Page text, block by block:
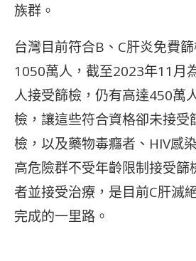
族群。
台灣目前符合B、C肝炎免費
1050萬人，截至2023年11月
人接受篩檢，仍有高達450萬
檢，讓這些符合資格卻未接受
檢，以及藥物毒癮者、HIV感
高危險群不受年齡限制接受篩
者並接受治療，是目前C肝滅
完成的一里路。